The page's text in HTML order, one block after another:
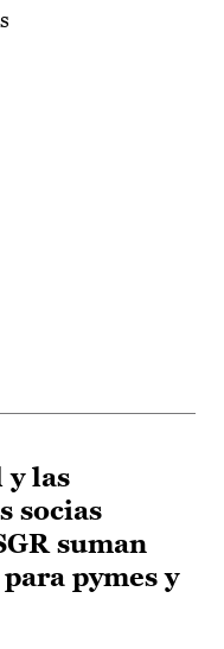
y las
socias
suman
pymes y